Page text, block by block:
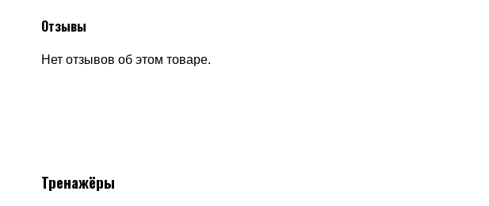
Отзывы
Нет отзывов об этом товаре.
Тренажёры